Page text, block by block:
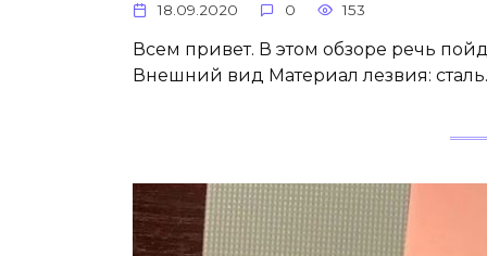
18.09.2020 0 153
Всем привет. В этом обзоре речь
Внешний вид Материал лезвия: